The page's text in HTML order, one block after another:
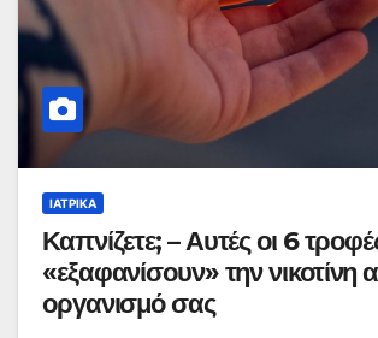
ΙΑΤΡΙΚΆ
Καπνίζετε; – Αυτές οι 6
«εξαφανίσουν» την νικοτίνη
οργανισμό σας